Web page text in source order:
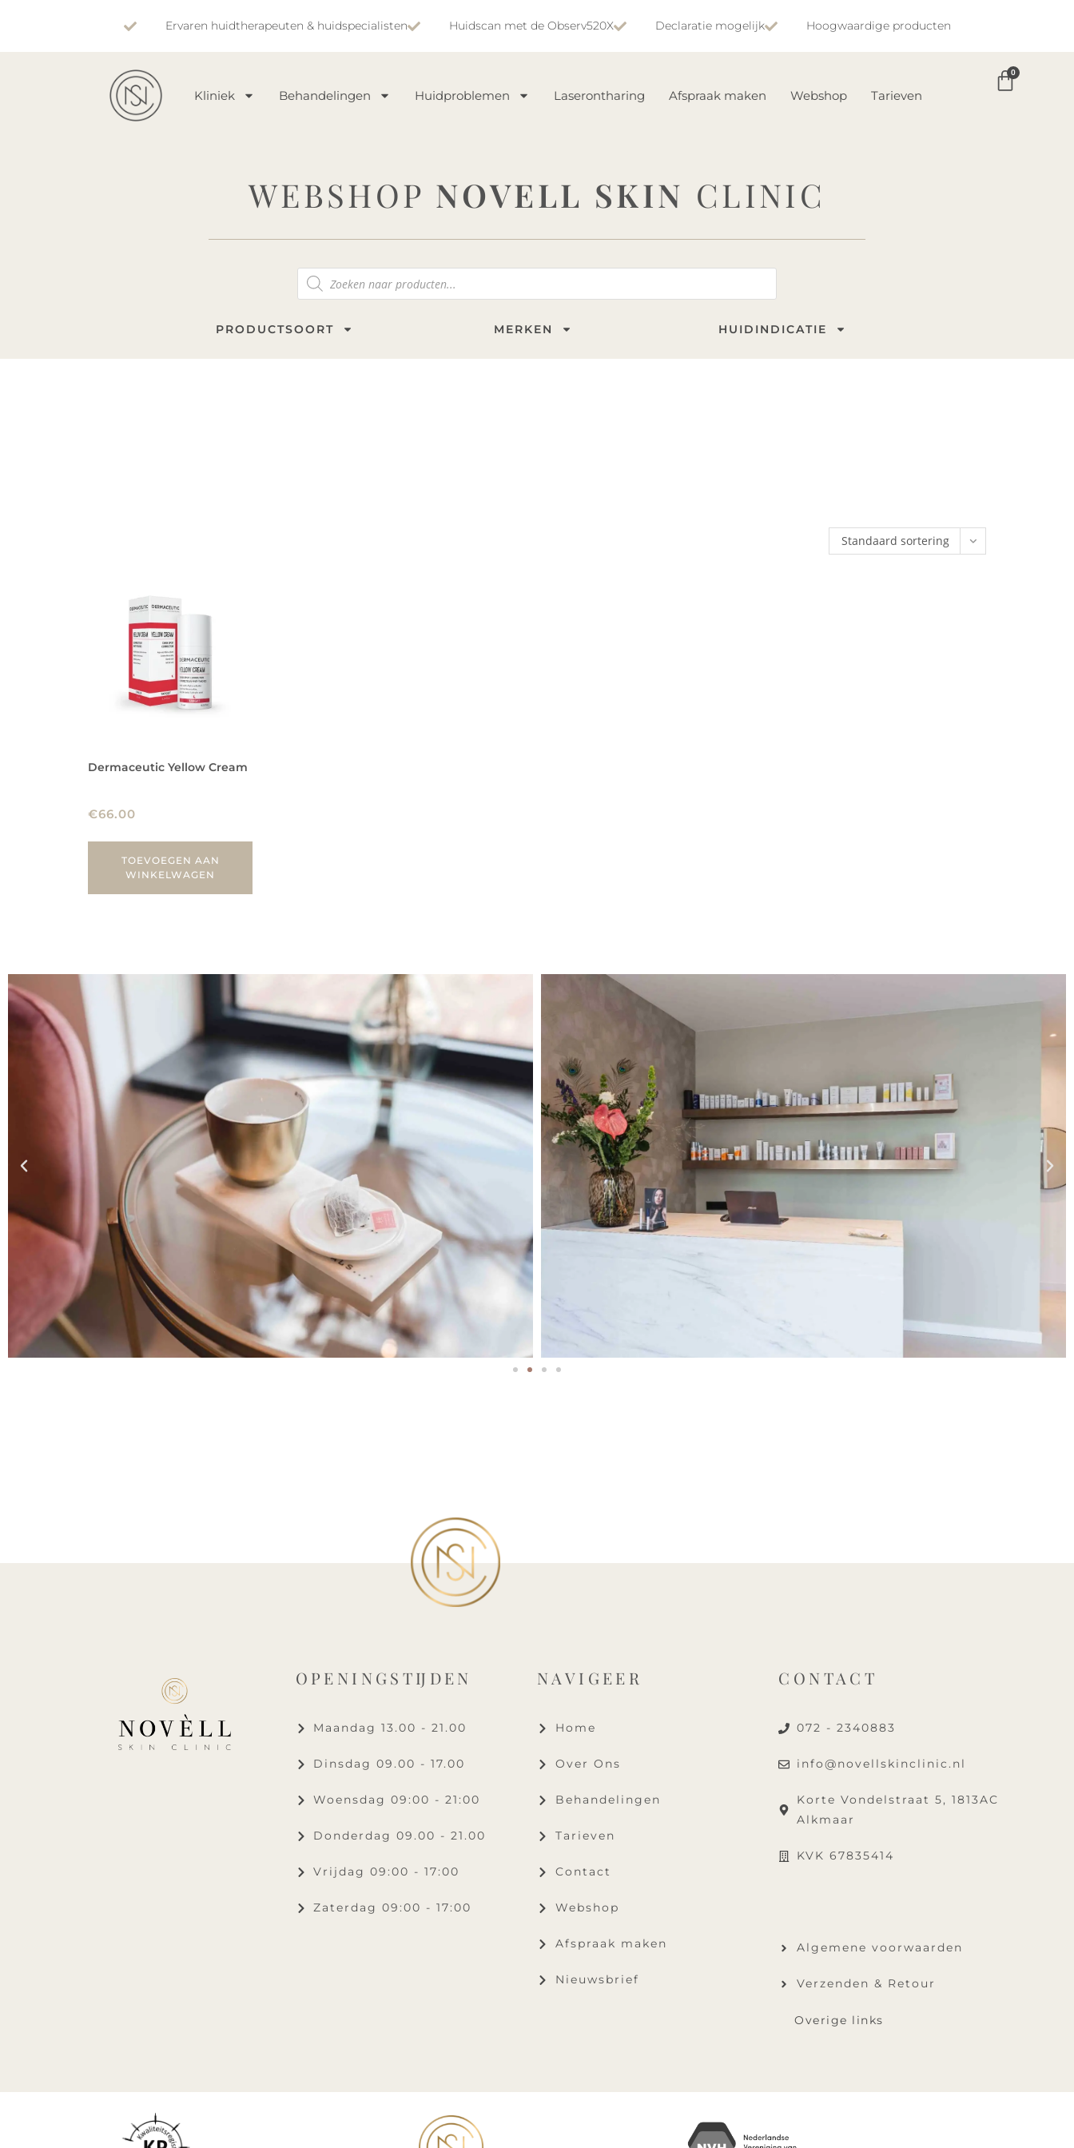
Ervaren huidtherapeuten & huidspecialisten Huidscan met de Observ520X Declaratie mogelijk Hoogwaardige producten
Kliniek Behandelingen Huidproblemen Laserontharing Afspraak maken Webshop Tarieven
0
WEBSHOP NOVELL SKIN CLINIC
PRODUCTSOORT MERKEN HUIDINDICATIE
Standaard sortering
Dermaceutic Yellow Cream
€66.00
TOEVOEGEN AAN
WINKELWAGEN
OPENINGSTIJDEN
Maandag 13.00 - 21.00
Dinsdag 09.00 - 17.00
Woensdag 09:00 - 21:00
Donderdag 09.00 - 21.00
Vrijdag 09:00 - 17:00
Zaterdag 09:00 - 17:00
NAVIGEER
Home
Over Ons
Behandelingen
Tarieven
Contact
Webshop
Afspraak maken
Nieuwsbrief
CONTACT
072 - 2340883
info@novellskinclinic.nl
Korte Vondelstraat 5, 1813AC
Alkmaar
KVK 67835414
Algemene voorwaarden
Verzenden & Retour
Overige links